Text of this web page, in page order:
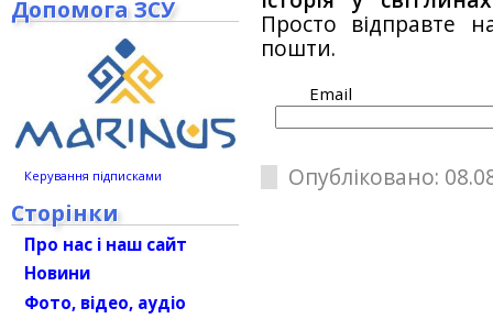
Просто відправте
пошти.
Email
Опубліковано:
Допомога ЗСУ
Керування підписками
Сторінки
Про нас і наш сайт
Новини
Фото, відео, аудіо